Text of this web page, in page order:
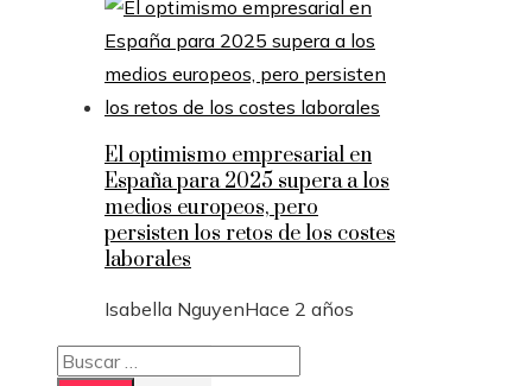
El optimismo empresarial en
España para 2025 supera a los
medios europeos, pero
persisten los retos de los costes
laborales
Isabella NguyenHace 2 años
Buscar: